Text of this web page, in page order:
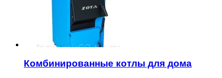
Комбинированные котлы для дома